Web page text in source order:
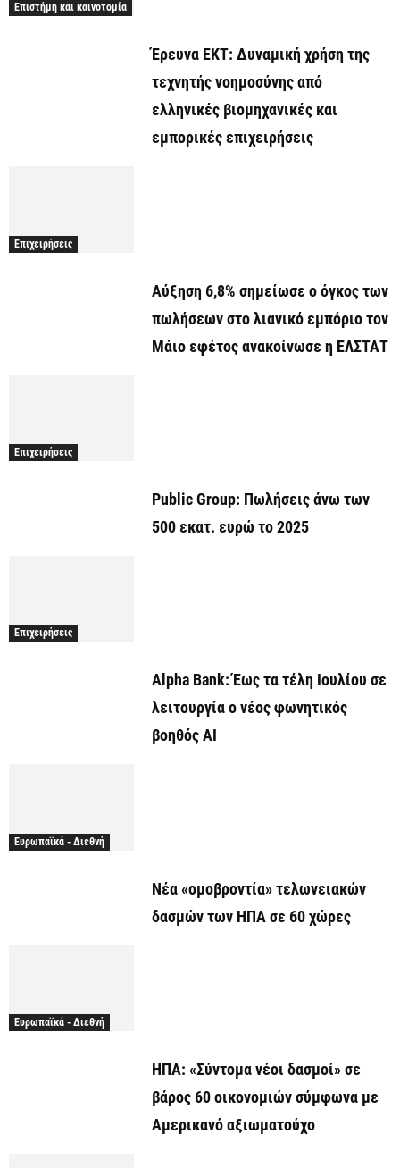
Επιστήμη και καινοτομία
Έρευνα ΕΚΤ: Δυναμική χρήση της
τεχνητής νοημοσύνης από
ελληνικές βιομηχανικές και
εμπορικές επιχειρήσεις
Επιχειρήσεις
Αύξηση 6,8% σημείωσε ο όγκος των
πωλήσεων στο λιανικό εμπόριο τον
Μάιο εφέτος ανακοίνωσε η ΕΛΣΤΑΤ
Επιχειρήσεις
Public Group: Πωλήσεις άνω των
500 εκατ. ευρώ το 2025
Επιχειρήσεις
Alpha Bank: Έως τα τέλη Ιουλίου σε
λειτουργία ο νέος φωνητικός
βοηθός AI
Ευρωπαϊκά - Διεθνή
Νέα «ομοβροντία» τελωνειακών
δασμών των ΗΠΑ σε 60 χώρες
Ευρωπαϊκά - Διεθνή
ΗΠΑ: «Σύντομα νέοι δασμοί» σε
βάρος 60 οικονομιών σύμφωνα με
Αμερικανό αξιωματούχο